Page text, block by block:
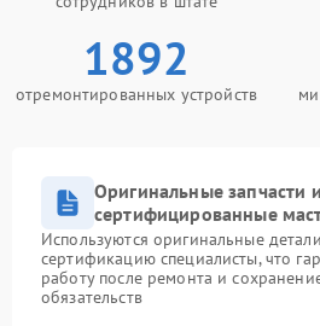
1892
отремонтированных устройств
Оригинальные запчасти и
сертифицированные
Используются оригинальные
сертификацию специалисты, что
работу после ремонта и
обязательств